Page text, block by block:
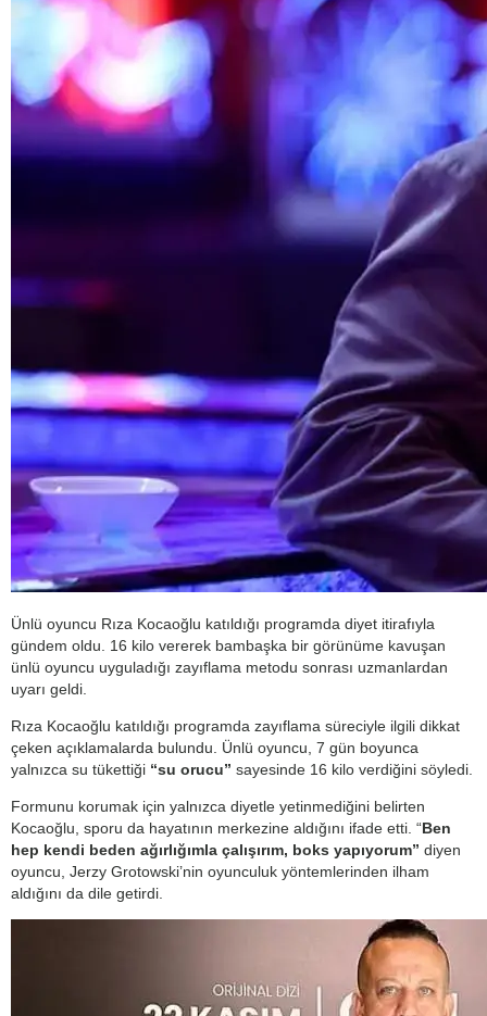
Ünlü oyuncu Rıza Kocaoğlu katıldığı programda diyet itirafıyla
gündem oldu. 16 kilo vererek bambaşka bir görünüme kavuşan
ünlü oyuncu uyguladığı zayıflama metodu sonrası uzmanlardan
uyarı geldi.
Rıza Kocaoğlu katıldığı programda zayıflama süreciyle ilgili dikkat
çeken açıklamalarda bulundu. Ünlü oyuncu, 7 gün boyunca
yalnızca su tükettiği “su orucu” sayesinde 16 kilo verdiğini söyledi.
Formunu korumak için yalnızca diyetle yetinmediğini belirten
Kocaoğlu, sporu da hayatının merkezine aldığını ifade etti. “Ben
hep kendi beden ağırlığımla çalışırım, boks yapıyorum” diyen
oyuncu, Jerzy Grotowski’nin oyunculuk yöntemlerinden ilham
aldığını da dile getirdi.